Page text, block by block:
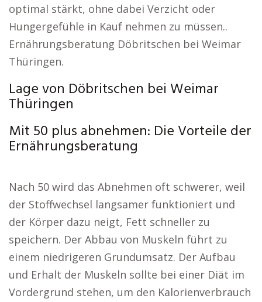
optimal stärkt, ohne dabei Verzicht oder
Hungergefühle in Kauf nehmen zu müssen..
Ernährungsberatung Döbritschen bei Weimar
Thüringen.
Lage von Döbritschen bei Weimar
Thüringen
Mit 50 plus abnehmen: Die Vorteile der
Ernährungsberatung
Nach 50 wird das Abnehmen oft schwerer, weil
der Stoffwechsel langsamer funktioniert und
der Körper dazu neigt, Fett schneller zu
speichern. Der Abbau von Muskeln führt zu
einem niedrigeren Grundumsatz. Der Aufbau
und Erhalt der Muskeln sollte bei einer Diät im
Vordergrund stehen, um den Kalorienverbrauch